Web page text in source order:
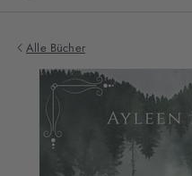
Alle Bücher